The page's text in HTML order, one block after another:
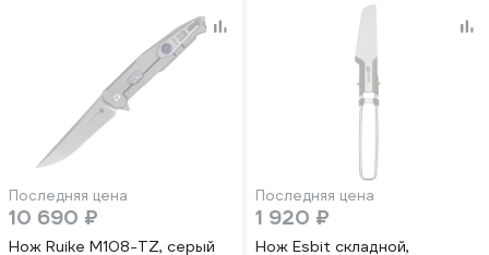
Последняя цена
10 690 ₽
Нож Ruike M108-TZ, серый
Последняя цена
1 920 ₽
Нож Esbit складной,